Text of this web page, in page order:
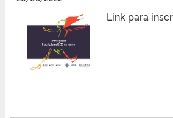
Link para